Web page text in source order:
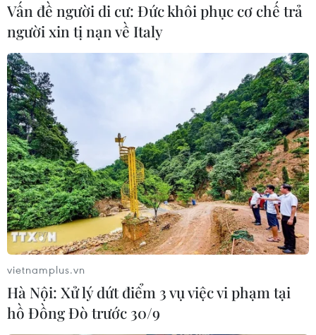
Vấn đề người di cư: Đức khôi phục cơ chế trả
người xin tị nạn về Italy
vietnamplus.vn
Hà Nội: Xử lý dứt điểm 3 vụ việc vi phạm tại
hồ Đồng Đò trước 30/9